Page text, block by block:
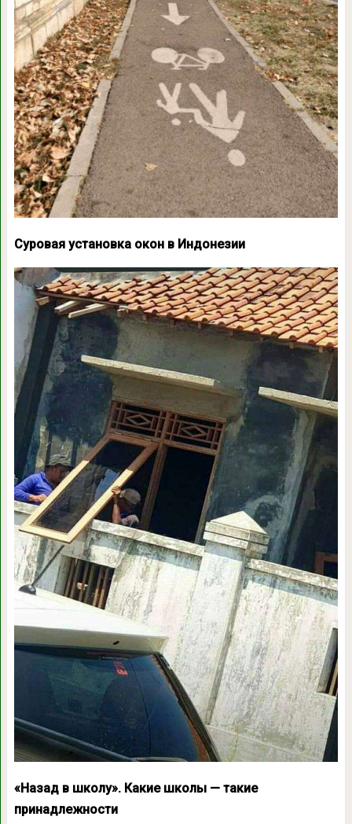
Суровая установка окон в Индонезии
«Назад в школу». Какие школы — такие
принадлежности